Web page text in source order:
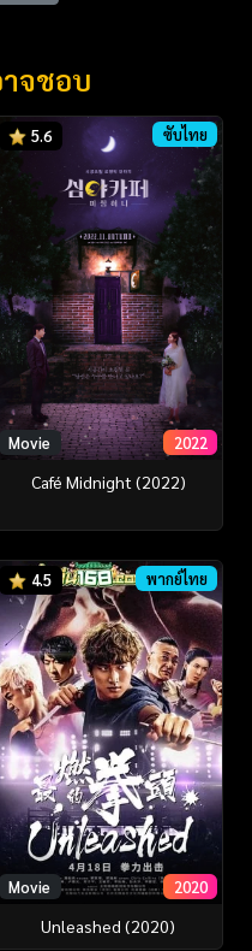
จชอบ
5.6 ซับไทย
Movie 2022
Café Midnight (2022)
4.5 พากย์ไทย
Movie 2020
Unleashed (2020)